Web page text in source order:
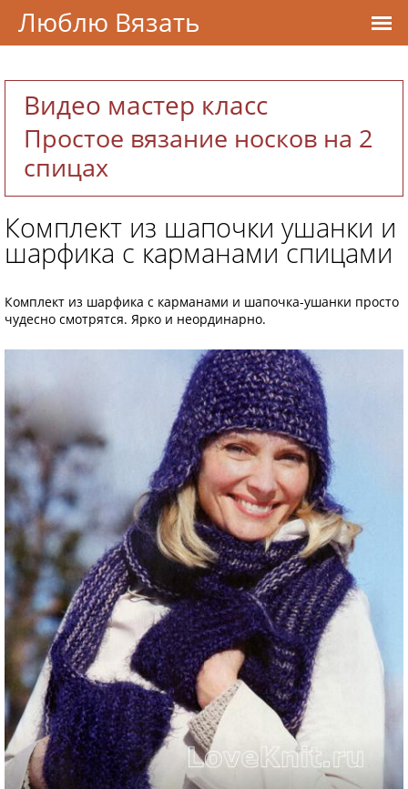
Видео мастер класс
Простое вязание носков на 2
спицах
Комплект из шапочки ушанки и
шарфика с карманами спицами
Комплект из шарфика с карманами и шапочка-ушанки просто
чудесно смотрятся. Ярко и неординарно.
Люблю Вязать